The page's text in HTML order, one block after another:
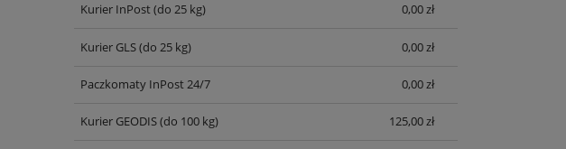
CENA NIE ZAWIERA EWENTUALNYCH
Kurier InPost(do 25 kg) 0,00 zł
Kurier GLS(do 25 kg) 0,00 zł
Paczkomaty InPost 24/7 0,00 zł
Kurier GEODIS(do 100 kg) 125,00 zł